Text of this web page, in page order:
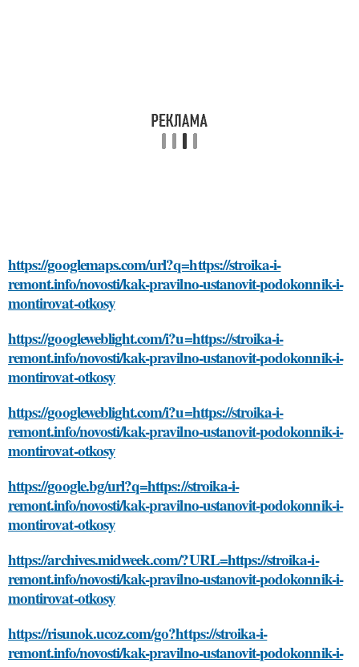
https://googlemaps.com/url?q=https://stroika-i-
remont.info/novosti/kak-pravilno-ustanovit-podokonnik-i-
montirovat-otkosy
https://googleweblight.com/i?u=https://stroika-i-
remont.info/novosti/kak-pravilno-ustanovit-podokonnik-i-
montirovat-otkosy
https://googleweblight.com/i?u=https://stroika-i-
remont.info/novosti/kak-pravilno-ustanovit-podokonnik-i-
montirovat-otkosy
https://google.bg/url?q=https://stroika-i-
remont.info/novosti/kak-pravilno-ustanovit-podokonnik-i-
montirovat-otkosy
https://archives.midweek.com/?URL=https://stroika-i-
remont.info/novosti/kak-pravilno-ustanovit-podokonnik-i-
montirovat-otkosy
https://risunok.ucoz.com/go?https://stroika-i-
remont.info/novosti/kak-pravilno-ustanovit-podokonnik-i-